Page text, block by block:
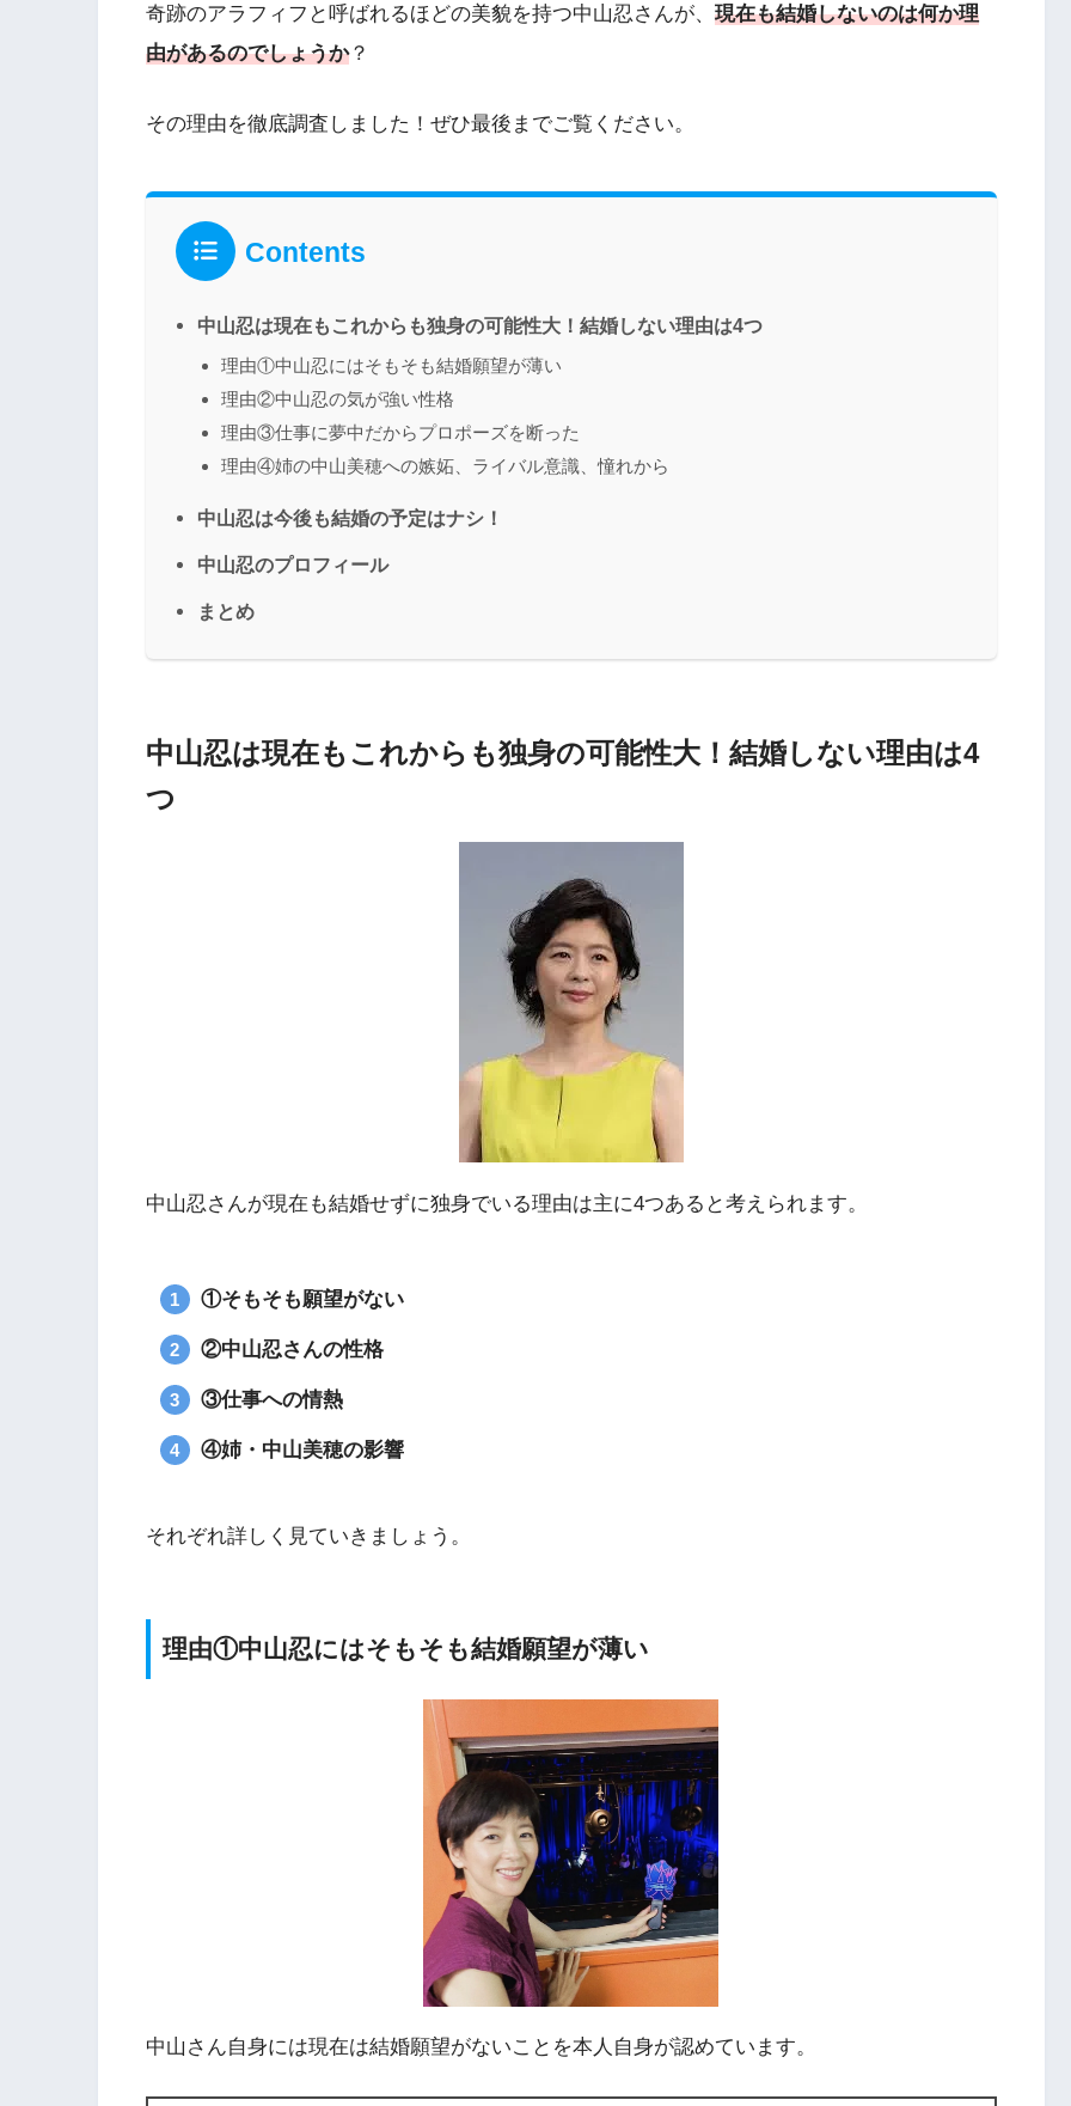
奇跡のアラフィフと呼ばれるほどの美貌を持つ中山忍さんが、 現在も結婚しないのは何か理
由があるのでしょうか？
その理由を徹底調査しました！ぜひ最後までご覧ください。
Contents
中山忍は現在もこれからも独身の可能性大！結婚しない理由は4つ
理由①中山忍にはそもそも結婚願望が薄い
理由②中山忍の気が強い性格
理由③仕事に夢中だからプロポーズを断った
理由④姉の中山美穂への嫉妬、ライバル意識、憧れから
中山忍は今後も結婚の予定はナシ！
中山忍のプロフィール
まとめ
中山忍は現在もこれからも独身の可能性大！結婚しない理由は4
つ
中山忍さんが現在も結婚せずに独身でいる理由は主に4つあると考えられます。
①そもそも願望がない
②中山忍さんの性格
③仕事への情熱
④姉・中山美穂の影響
それぞれ詳しく見ていきましょう。
理由①中山忍にはそもそも結婚願望が薄い
中山さん自身には現在は結婚願望がないことを本人自身が認めています。